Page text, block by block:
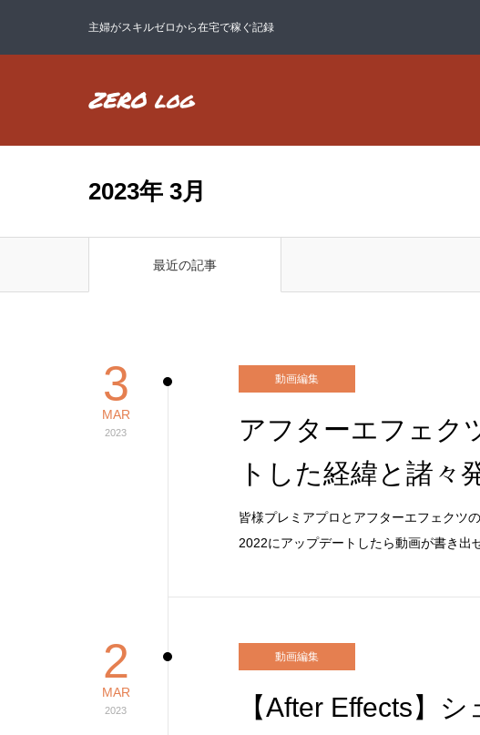
主婦がスキルゼロから在宅で稼ぐ記録
2023年 3月
最近の記事
3
MAR
2023
動画編集
アフターエフェク
トした経緯と諸々
皆様プレミアプロとアフターエフェクツ
2022にアップデートしたら動画が書き出
2
MAR
2023
動画編集
【After Effects】